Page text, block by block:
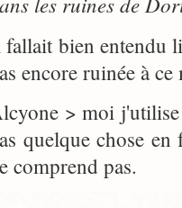
bien entendu
encore ruinée à ce
> moi j'utilise
quelque chose
comprend pas.